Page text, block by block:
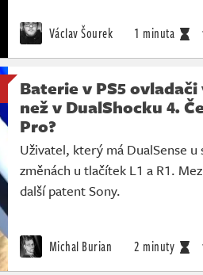
Václav Šourek 1 minuta
Baterie v PS5
než v DualShocku 4.
Pro?
Uživatel, který má DualSense u
změnách u tlačítek L1 a R1.
další patent Sony.
Michal Burian 2 minuty